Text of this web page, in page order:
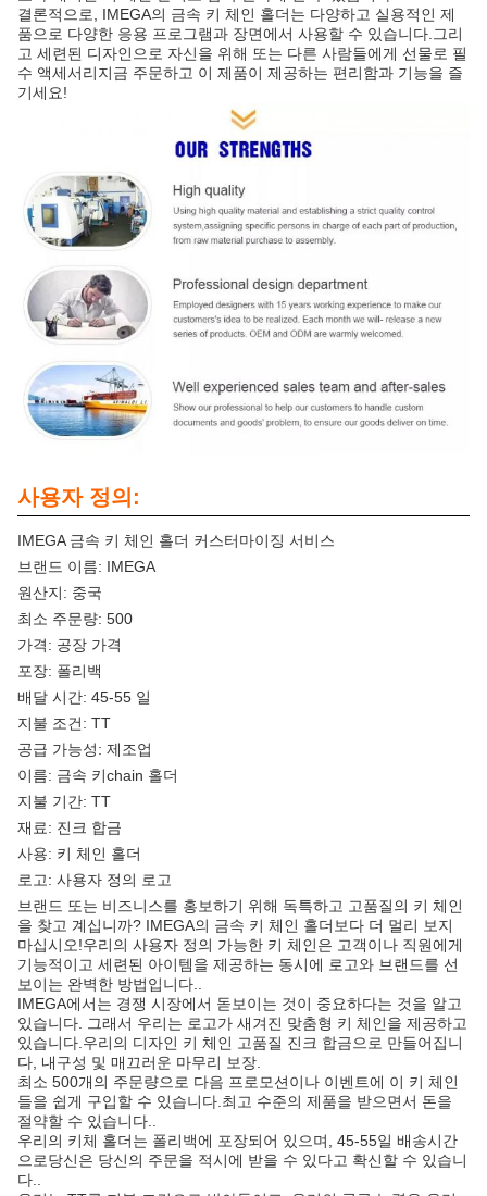
결론적으로, IMEGA의 금속 키 체인 홀더는 다양하고 실용적인 제
품으로 다양한 응용 프로그램과 장면에서 사용할 수 있습니다.그리
고 세련된 디자인으로 자신을 위해 또는 다른 사람들에게 선물로 필
수 액세서리지금 주문하고 이 제품이 제공하는 편리함과 기능을 즐
기세요!
사용자 정의:
IMEGA 금속 키 체인 홀더 커스터마이징 서비스
브랜드 이름: IMEGA
원산지: 중국
최소 주문량: 500
가격: 공장 가격
포장: 폴리백
배달 시간: 45-55 일
지불 조건: TT
공급 가능성: 제조업
이름: 금속 키chain 홀더
지불 기간: TT
재료: 진크 합금
사용: 키 체인 홀더
로고: 사용자 정의 로고
브랜드 또는 비즈니스를 홍보하기 위해 독특하고 고품질의 키 체인
을 찾고 계십니까? IMEGA의 금속 키 체인 홀더보다 더 멀리 보지
마십시오!우리의 사용자 정의 가능한 키 체인은 고객이나 직원에게
기능적이고 세련된 아이템을 제공하는 동시에 로고와 브랜드를 선
보이는 완벽한 방법입니다..
IMEGA에서는 경쟁 시장에서 돋보이는 것이 중요하다는 것을 알고
있습니다. 그래서 우리는 로고가 새겨진 맞춤형 키 체인을 제공하고
있습니다.우리의 디자인 키 체인 고품질 진크 합금으로 만들어집니
다, 내구성 및 매끄러운 마무리 보장.
최소 500개의 주문량으로 다음 프로모션이나 이벤트에 이 키 체인
들을 쉽게 구입할 수 있습니다.최고 수준의 제품을 받으면서 돈을
절약할 수 있습니다..
우리의 키체 홀더는 폴리백에 포장되어 있으며, 45-55일 배송시간
으로당신은 당신의 주문을 적시에 받을 수 있다고 확신할 수 있습니
다..